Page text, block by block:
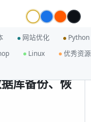
网站优化
Python
Linux
优秀资源
据库备份、恢复！
库备份、恢